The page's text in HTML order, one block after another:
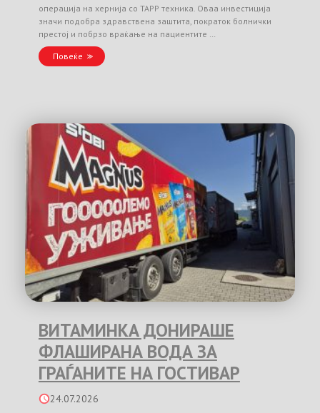
операција на хернија со TAPP техника. Оваа инвестиција
значи подобра здравствена заштита, пократок болнички
престој и побрзо враќање на пациентите …
Повеќе
ВИТАМИНКА ДОНИРАШЕ
ФЛАШИРАНА ВОДА ЗА
ГРАЃАНИТЕ НА ГОСТИВАР
24.07.2026